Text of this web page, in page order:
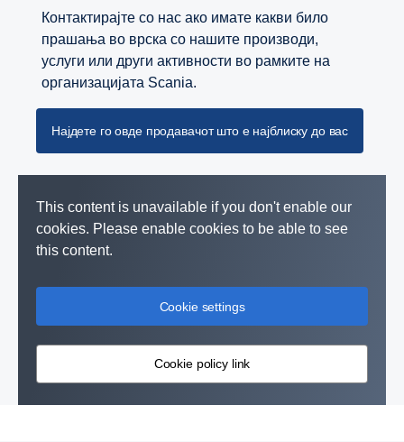
Контактирајте со нас ако имате какви било
прашања во врска со нашите производи,
услуги или други активности во рамките на
организацијата Scania.
Најдете го овде продавачот што е најблиску до вас
This content is unavailable if you don't enable our
cookies. Please enable cookies to be able to see
this content.
Cookie settings
Cookie policy link